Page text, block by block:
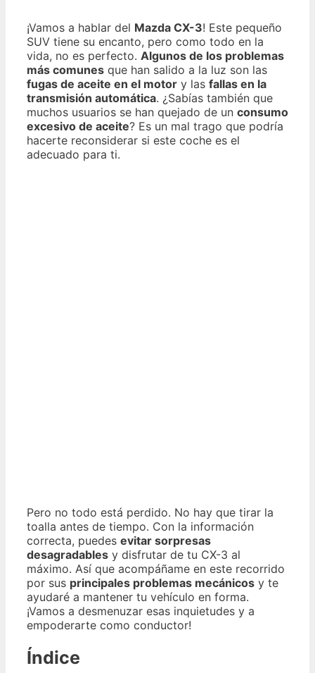
¡Vamos a hablar del Mazda CX-3! Este pequeño
SUV tiene su encanto, pero como todo en la
vida, no es perfecto. Algunos de los problemas
más comunes que han salido a la luz son las
fugas de aceite en el motor y las fallas en la
transmisión automática. ¿Sabías también que
muchos usuarios se han quejado de un consumo
excesivo de aceite? Es un mal trago que podría
hacerte reconsiderar si este coche es el
adecuado para ti.
Pero no todo está perdido. No hay que tirar la
toalla antes de tiempo. Con la información
correcta, puedes evitar sorpresas
desagradables y disfrutar de tu CX-3 al
máximo. Así que acompáñame en este recorrido
por sus principales problemas mecánicos y te
ayudaré a mantener tu vehículo en forma.
¡Vamos a desmenuzar esas inquietudes y a
empoderarte como conductor!
Índice